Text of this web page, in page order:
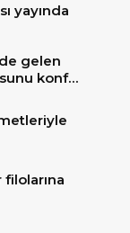
yayında
gelen
konfor